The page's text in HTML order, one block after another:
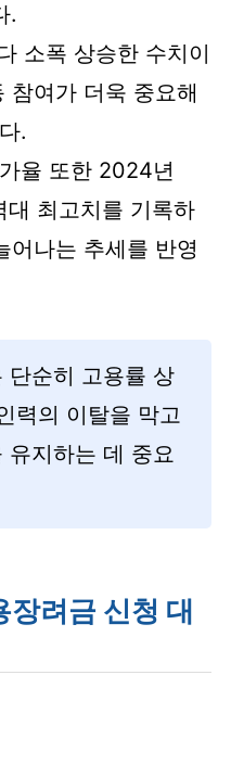
.
소폭 상승한 수치이
참여가 더욱 중요해
.
율 또한 2024년
대 최고치를 기록하
어나는 추세를 반영
단순히 고용률 상
력의 이탈을 막고
유지하는 데 중요
장려금 신청 대